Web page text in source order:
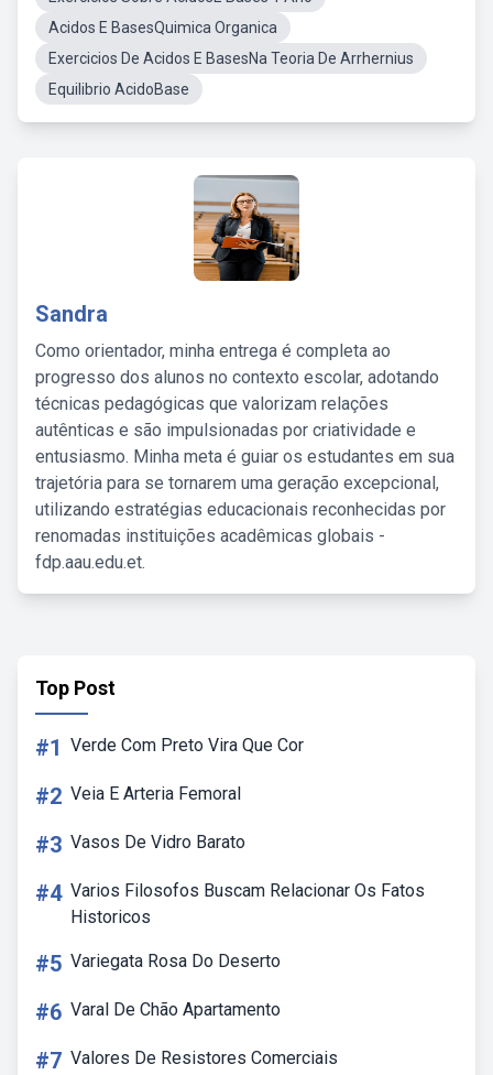
Acidos E BasesQuimica Organica
Exercicios De Acidos E BasesNa Teoria De Arrhernius
Equilibrio AcidoBase
Sandra
Como orientador, minha entrega é completa ao
progresso dos alunos no contexto escolar, adotando
técnicas pedagógicas que valorizam relações
autênticas e são impulsionadas por criatividade e
entusiasmo. Minha meta é guiar os estudantes em sua
trajetória para se tornarem uma geração excepcional,
utilizando estratégias educacionais reconhecidas por
renomadas instituições acadêmicas globais -
fdp.aau.edu.et.
Top Post
#1 Verde Com Preto Vira Que Cor
#2 Veia E Arteria Femoral
#3 Vasos De Vidro Barato
#4 Varios Filosofos Buscam Relacionar Os Fatos
Historicos
#5 Variegata Rosa Do Deserto
#6 Varal De Chão Apartamento
#7 Valores De Resistores Comerciais